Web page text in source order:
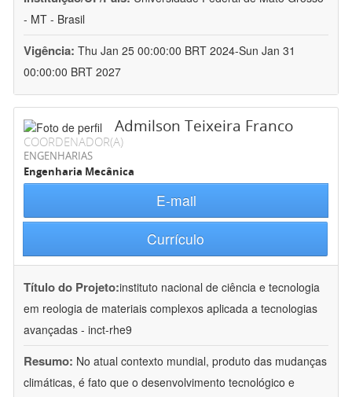
- MT - Brasil
Vigência: Thu Jan 25 00:00:00 BRT 2024-Sun Jan 31
00:00:00 BRT 2027
Admilson Teixeira Franco
COORDENADOR(A)
ENGENHARIAS
Engenharia Mecânica
E-mail
Currículo
Título do Projeto:instituto nacional de ciência e tecnologia
em reologia de materiais complexos aplicada a tecnologias
avançadas - inct-rhe9
Resumo: No atual contexto mundial, produto das mudanças
climáticas, é fato que o desenvolvimento tecnológico e